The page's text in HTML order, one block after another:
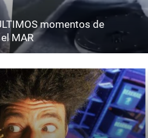
momentos de
MAR